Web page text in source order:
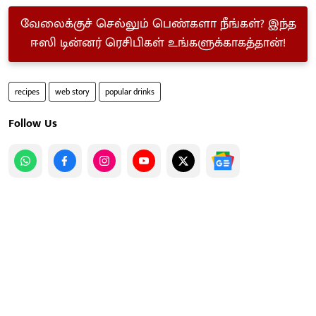
வேலைக்குச் செல்லும் பெண்களா நீங்கள்? இந்த
ஈஸி டின்னர் ரெசிபிகள் உங்களுக்காகத்தான்!
recipes web story popular drinks
Follow Us